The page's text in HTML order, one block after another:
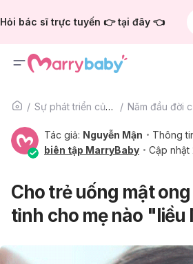
Hỏi bác sĩ trực tuyến 👉 tại đây 👈
Sự phát triển của trẻ
Tác giả: Nguyễn Mận Thông
biên tập MarryBaby
Cập nhật
Cho trẻ uống mật
tỉnh cho mẹ nào "liều